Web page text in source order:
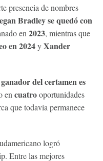
presencia de nombres
Bradley se quedó con
en 2023, mientras que
en 2024yXander
del certamen es
en cuatrooportunidades
que todavía permanece
logró
Entre las mejores